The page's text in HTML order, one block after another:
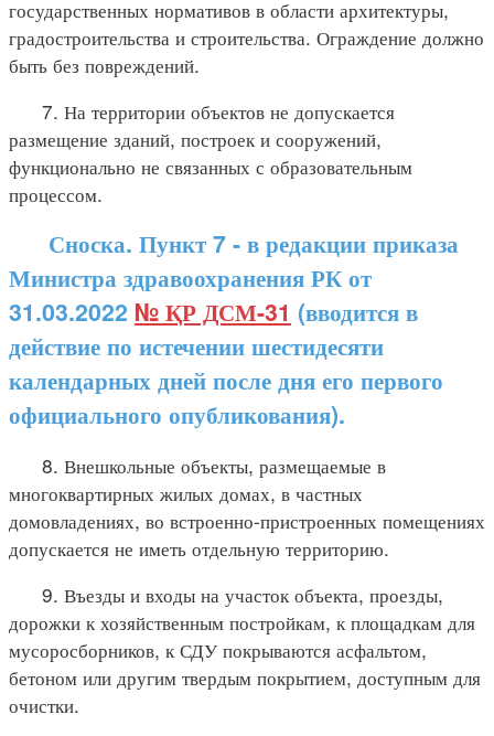
государственных нормативов в области архитектуры,
градостроительства и строительства. Ограждение должно
быть без повреждений.
7. На территории объектов не допускается
размещение зданий, построек и сооружений,
функционально не связанных с образовательным
процессом.
Сноска. Пункт 7 - в редакции приказа
Министра здравоохранения РК от
31.03.2022 № ҚР ДСМ-31 (вводится в
действие по истечении шестидесяти
календарных дней после дня его первого
официального опубликования).
8. Внешкольные объекты, размещаемые в
многоквартирных жилых домах, в частных
домовладениях, во встроенно-пристроенных помещениях
допускается не иметь отдельную территорию.
9. Въезды и входы на участок объекта, проезды,
дорожки к хозяйственным постройкам, к площадкам для
мусоросборников, к СДУ покрываются асфальтом,
бетоном или другим твердым покрытием, доступным для
очистки.